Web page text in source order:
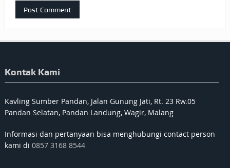
Kontak Kami
Kavling Sumber Pandan, Jalan Gunung Jati, Rt. 23 Rw.05
Pandan Selatan, Pandan Landung, Wagir, Malang
Informasi dan pertanyaan bisa menghubungi contact person
kami di 0857 3168 8544